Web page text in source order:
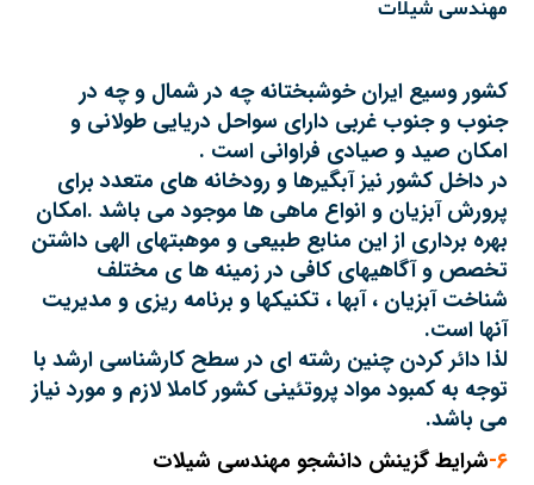
مهندسی شیلات
کشور وسیع ایران خوشبختانه چه در شمال و چه در
جنوب و جنوب غربی دارای سواحل دریایی طولانی و
امکان صید و صیادی فراوانی است .
در داخل کشور نیز آبگیرها و رودخانه های متعدد برای
پرورش آبزیان و انواع ماهی ها موجود می باشد .امکان
بهره برداری از این منابع طبیعی و موهبتهای الهی داشتن
تخصص و آگاهیهای کافی در زمینه ها ی مختلف
شناخت آبزیان ، آبها ، تکنیکها و برنامه ریزی و مدیریت
آنها است.
لذا دائر کردن چنین رشته ای در سطح کارشناسی ارشد با
توجه به کمبود مواد پروتئینی کشور کاملا لازم و مورد نیاز
می باشد.
۶- شرایط گزینش دانشجو مهندسی شیلات